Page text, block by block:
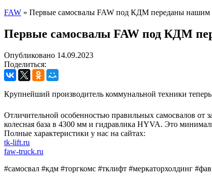
FAW » Первые самосвалы FAW под КДМ переданы нашим
Первые самосвалы FAW под КДМ
Опубликовано 14.09.2023
Поделиться:
Крупнейший производитель коммунальной техники
Отличительной особенностью правильных самосвалов
колесная база в 4300 мм и гидравлика HYVA. Это
Полные характеристики у нас на сайтах:
tk-lift.ru
faw-truck.ru
#самосвал #кдм #торгкомс #тклифт #меркаторхолдинг #фав